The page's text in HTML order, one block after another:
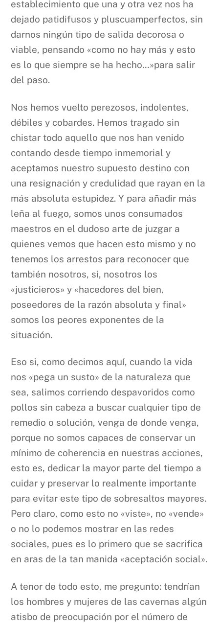
establecimiento que una y otra vez nos ha
dejado patidifusos y pluscuamperfectos, sin
darnos ningún tipo de salida decorosa o
viable, pensando «como no hay más y esto
es lo que siempre se ha hecho…»para salir
del paso.
Nos hemos vuelto perezosos, indolentes,
débiles y cobardes. Hemos tragado sin
chistar todo aquello que nos han venido
contando desde tiempo inmemorial y
aceptamos nuestro supuesto destino con
una resignación y credulidad que rayan en la
más absoluta estupidez. Y para añadir más
leña al fuego, somos unos consumados
maestros en el dudoso arte de juzgar a
quienes vemos que hacen esto mismo y no
tenemos los arrestos para reconocer que
también nosotros, si, nosotros los
«justicieros» y «hacedores del bien,
poseedores de la razón absoluta y final»
somos los peores exponentes de la
situación.
Eso si, como decimos aquí, cuando la vida
nos «pega un susto» de la naturaleza que
sea, salimos corriendo despavoridos como
pollos sin cabeza a buscar cualquier tipo de
remedio o solución, venga de donde venga,
porque no somos capaces de conservar un
mínimo de coherencia en nuestras acciones,
esto es, dedicar la mayor parte del tiempo a
cuidar y preservar lo realmente importante
para evitar este tipo de sobresaltos mayores.
Pero claro, como esto no «viste», no «vende»
o no lo podemos mostrar en las redes
sociales, pues es lo primero que se sacrifica
en aras de la tan manida «aceptación social».
A tenor de todo esto, me pregunto: tendrían
los hombres y mujeres de las cavernas algún
atisbo de preocupación por el número de